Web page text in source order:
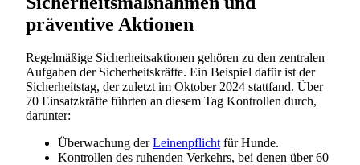
präventive Aktionen
Regelmäßige Sicherheitsaktionen gehören zu den zentralen
Aufgaben der Sicherheitskräfte. Ein Beispiel dafür ist der
Sicherheitstag, der zuletzt im Oktober 2024 stattfand. Über
70 Einsatzkräfte führten an diesem Tag Kontrollen durch,
darunter:
Überwachung derLeinenpflichtfür Hunde.
Kontrollen des ruhenden Verkehrs, bei denen über 60